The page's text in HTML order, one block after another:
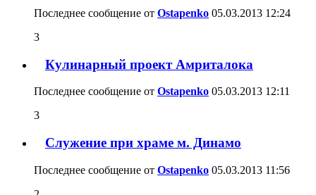
Последнее сообщение от Ostapenko 05.03.2013 12:24
3
Кулинарный проект Амриталока
Последнее сообщение от Ostapenko 05.03.2013 12:11
3
Служение при храме м. Динамо
Последнее сообщение от Ostapenko 05.03.2013 11:56